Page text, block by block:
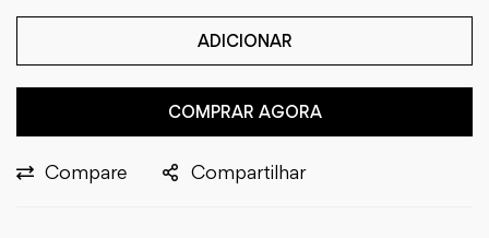
ADICIONAR
COMPRAR AGORA
Compare Compartilhar